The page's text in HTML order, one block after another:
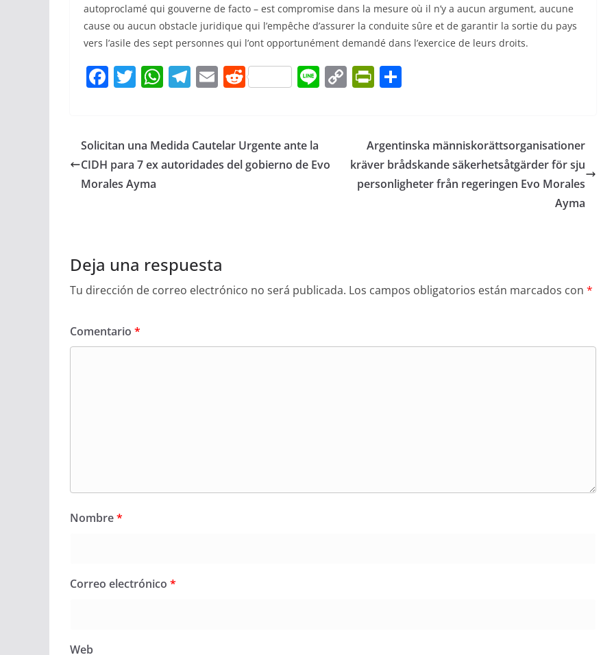
autoproclamé qui gouverne de facto – est compromise dans la mesure où il n’y a aucun argument, aucune
cause ou aucun obstacle juridique qui l’empêche d’assurer la conduite sûre et de garantir la sortie du pays
vers l’asile des sept personnes qui l’ont opportunément demandé dans l’exercice de leurs droits.
F
e
b
o
T
er
W
s
A
T
gr
a
E
l
R
di
t
Li C
Li
n
Pr
ri
e
n
p
ar
tir
Solicitan una Medida Cautelar Urgente ante la
CIDH para 7 ex autoridades del gobierno de Evo
Morales Ayma
Argentinska människorättsorganisationer
kräver brådskande säkerhetsåtgärder för sju
personligheter från regeringen Evo Morales
Ayma
Deja una respuesta
Tu dirección de correo electrónico no será publicada. Los campos obligatorios están marcados con *
Comentario *
Nombre*
Correo electrónico *
Web